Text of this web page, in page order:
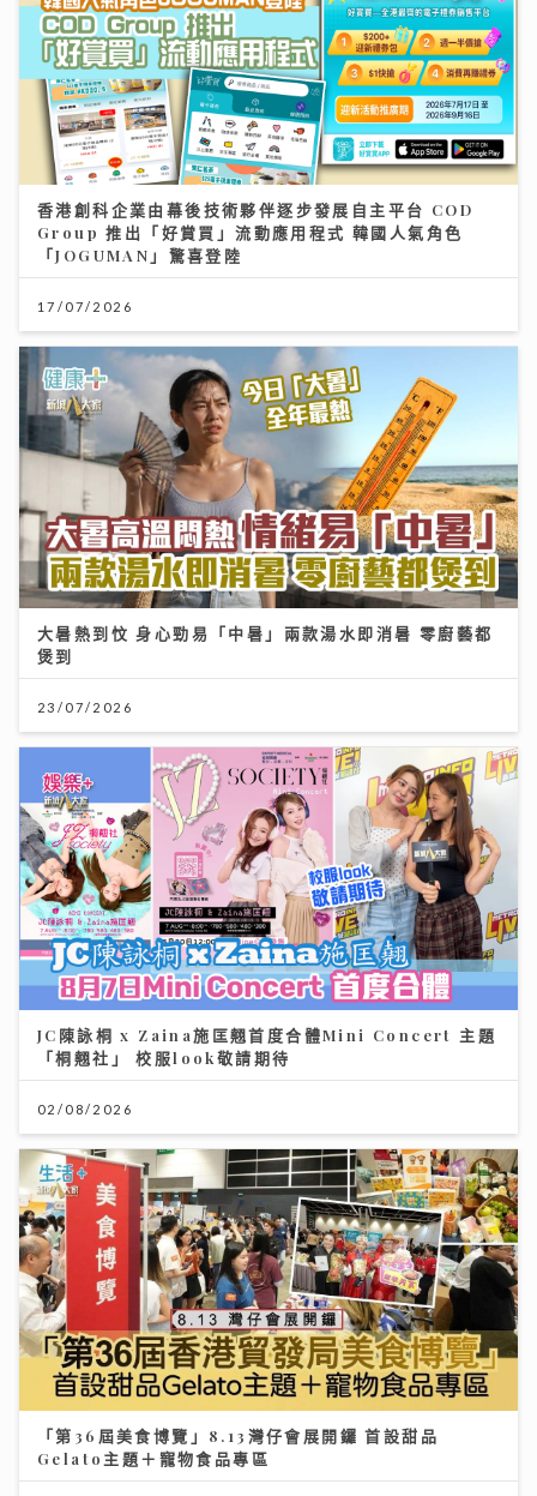
香港創科企業由幕後技術夥伴逐步發展自主平台 COD
Group 推出「好賞買」流動應用程式 韓國人氣角色
「JOGUMAN」驚喜登陸
17/07/2026
大暑熱到忟 身心勁易「中暑」兩款湯水即消暑 零廚藝都
煲到
23/07/2026
JC陳詠桐 x Zaina施匡翹首度合體Mini Concert 主題
「桐翹社」 校服look敬請期待
02/08/2026
「第36屆美食博覽」8.13灣仔會展開鑼 首設甜品
Gelato主題＋寵物食品專區